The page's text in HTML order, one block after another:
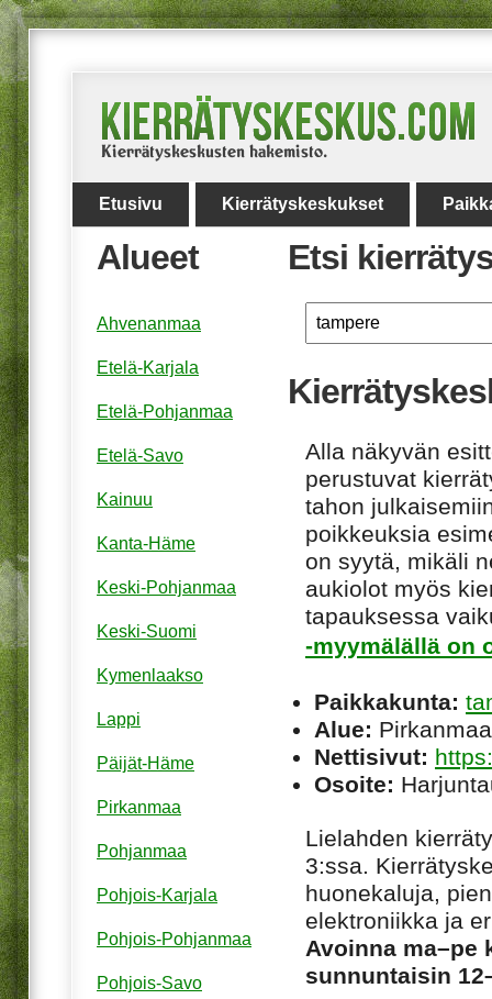
Etusivu Kierrätyskeskukset
Etsi
Alla näkyvän
perustuvat
tahon
poikkeuksia
on syytä, mikäli
aukiolot myös
tapauksessa
-myymälällä on
Paikkakunta:
Alue: Pirkanmaa
Nettisivut:
Osoite:
Lielahden
3:ssa.
huonekaluja,
elektroniikka ja
Avoinna ma–pe
sunnuntaisin
Alueet
Ahvenanmaa
Etelä-Karjala
Etelä-Pohjanmaa
Etelä-Savo
Kainuu
Kanta-Häme
Keski-Pohjanmaa
Keski-Suomi
Kymenlaakso
Lappi
Päijät-Häme
Pirkanmaa
Pohjanmaa
Pohjois-Karjala
Pohjois-Pohjanmaa
Pohjois-Savo